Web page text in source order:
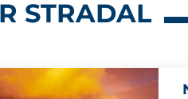
STRADAL